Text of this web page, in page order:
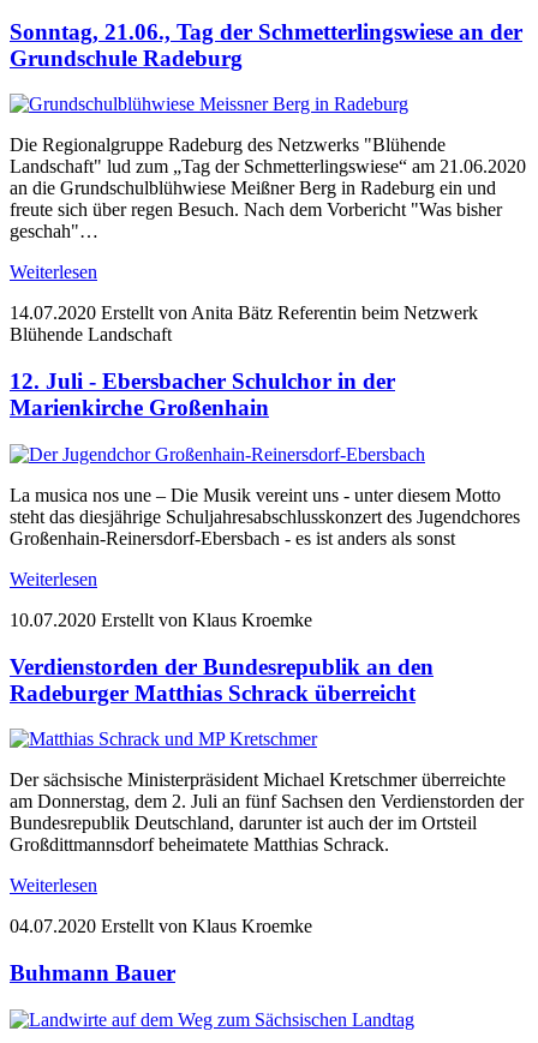
Sonntag, 21.06., Tag der Schmetterlingswiese an der
Grundschule Radeburg
Die Regionalgruppe Radeburg des Netzwerks "Blühende
Landschaft" lud zum „Tag der Schmetterlingswiese“ am 21.06.2020
an die Grundschulblühwiese Meißner Berg in Radeburg ein und
freute sich über regen Besuch. Nach dem Vorbericht "Was bisher
geschah"…
Weiterlesen
14.07.2020 Erstellt von Anita Bätz Referentin beim Netzwerk
Blühende Landschaft
12. Juli - Ebersbacher Schulchor in der
Marienkirche Großenhain
La musica nos une – Die Musik vereint uns - unter diesem Motto
steht das diesjährige Schuljahresabschlusskonzert des Jugendchores
Großenhain-Reinersdorf-Ebersbach - es ist anders als sonst
Weiterlesen
10.07.2020 Erstellt von Klaus Kroemke
Verdienstorden der Bundesrepublik an den
Radeburger Matthias Schrack überreicht
Der sächsische Ministerpräsident Michael Kretschmer überreichte
am Donnerstag, dem 2. Juli an fünf Sachsen den Verdienstorden der
Bundesrepublik Deutschland, darunter ist auch der im Ortsteil
Großdittmannsdorf beheimatete Matthias Schrack.
Weiterlesen
04.07.2020 Erstellt von Klaus Kroemke
Buhmann Bauer